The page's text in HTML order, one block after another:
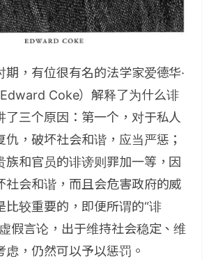
期，有位很有名的法学家爱德华·
Coke）解释了为什么诽
了三个原因：第一个，对于私人
仇，破坏社会和谐，应当严惩；
族和官员的诽谤则罪加一等，因
社会和谐，而且会危害政府的威
比较重要的，即便所谓的“诽
假言论，出于维持社会稳定、维
虑，仍然可以予以惩罚。